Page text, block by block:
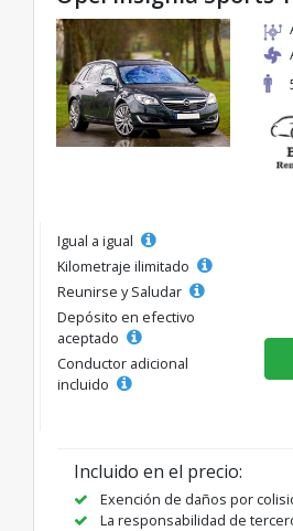
Igual a igual
Kilometraje ilimitado
Reunirse y Saludar
Depósito en efectivo
aceptado
Conductor adicional
incluido
Incluido en el precio:
Exención de daños por
La responsabilidad de